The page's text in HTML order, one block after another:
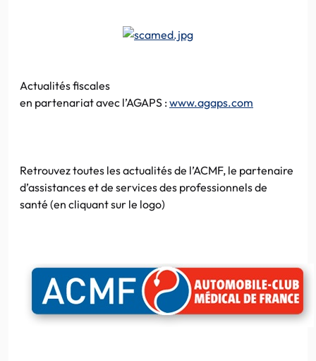
Actualités fiscales
en partenariatavec l’AGAPS :www.agaps.com
Retrouvez toutes les actualités de l’ACMF, le partenaire
d’assistances et de services des professionnels de
santé (en cliquantsur le logo)